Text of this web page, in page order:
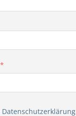
Datenschutzerklärung